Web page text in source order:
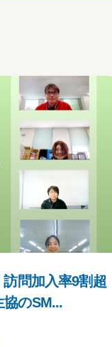
問加入率9割超
協のSM...